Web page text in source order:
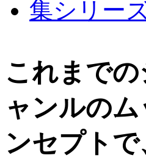
これまで
ャンルの
ンセプト